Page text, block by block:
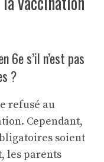
6e s’il n’est pas
?
refusé au
Cependant,
soient
les parents